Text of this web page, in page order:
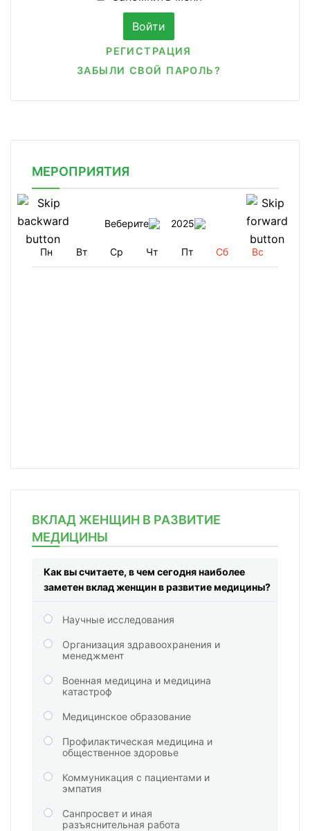
РЕГИСТРАЦИЯ
ЗАБЫЛИ СВОЙ ПАРОЛЬ?
МЕРОПРИЯТИЯ
Веберите 2025
Пн Вт Ср Чт Пт Сб Вс
ВКЛАД ЖЕНЩИН В РАЗВИТИЕ
МЕДИЦИНЫ
Как вы считаете, в чем сегодня наиболее
заметен вклад женщин в развитие медицины?
Научные исследования
Организация здравоохранения и
менеджмент
Военная медицина и медицина
катастроф
Медицинское образование
Профилактическая медицина и
общественное здоровье
Коммуникация с пациентами и
эмпатия
Санпросвет и иная
разъяснительная работа